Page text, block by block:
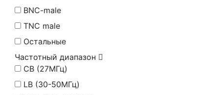
BNC-male
TNC male
Остальные
Частотный диапазон
CB (27МГц)
LB (30-50МГц)